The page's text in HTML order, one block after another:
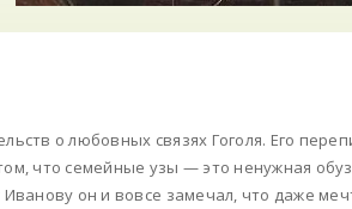
о любовных связях Гоголя. Его
что семейные узы — это ненужная
он и вовсе замечал, что даже